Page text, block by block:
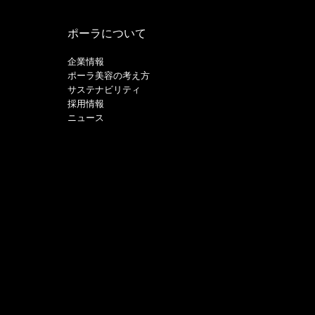
ポーラについて
企業情報
ポーラ美容の考え方
サステナビリティ
採用情報
ニュース